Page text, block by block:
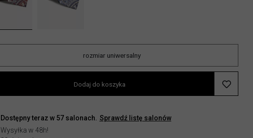
rozmiar uniwersalny
Dodaj do koszyka
Dostępny teraz w 57salonach. Sprawdź listę salonów
Wysyłka w 48h!